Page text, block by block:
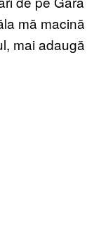
mă macină
mai adaugă